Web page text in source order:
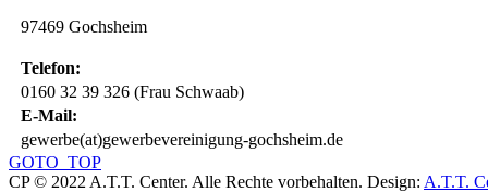
97469 Gochsheim
Telefon:
0160 32 39 326 (Frau Schwaab)
E-Mail:
gewerbe(at)gewerbevereinigung-gochsheim.de
GOTO_TOP
CP © 2022 A.T.T. Center. Alle Rechte vorbehalten. Design: A.T.T.